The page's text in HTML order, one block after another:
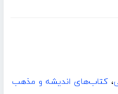
،کتاب‌های اندیشه و مذهب